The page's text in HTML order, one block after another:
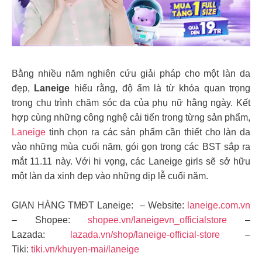
Bằng nhiều năm nghiên cứu giải pháp cho một làn da
đẹp,
Laneige hiểu rằng, độ ẩm là từ khóa quan trọng
trong chu trình chăm sóc da của phụ nữ hằng ngày. Kết
hợp cùng những công nghệ cải tiến trong từng sản phẩm,
Laneige tinh chọn ra các sản phẩm cần thiết cho làn da
vào những mùa cuối năm, gói gọn trong các BST sắp ra
mắt 11.11 này. Với hi vọng, các Laneige girls sẽ sở hữu
một làn da xinh đẹp vào những dịp lễ cuối năm.
GIAN HÀNG TMĐT Laneige: – Website: laneige.com.vn
– Shopee:shopee.vn/laneigevn_officialstore –
Lazada:
lazada.vn/shop/laneige-official-store –
Tiki: tiki.vn/khuyen-mai/laneige